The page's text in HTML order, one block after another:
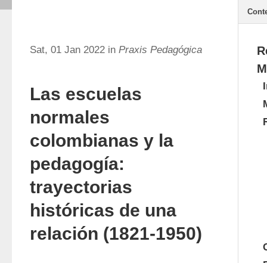
Sat, 01 Jan 2022 in Praxis Pedagógica
Las escuelas
normales
colombianas y la
pedagogía:
trayectorias
históricas de una
relación (1821-1950)